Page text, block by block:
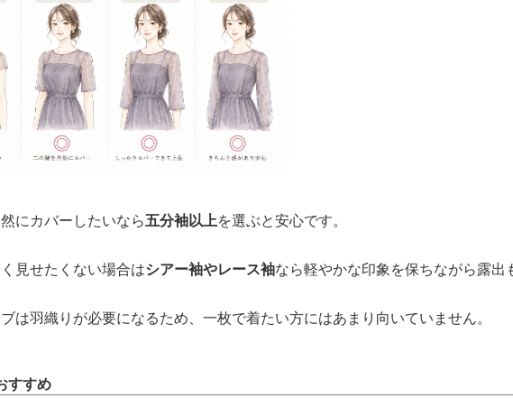
にカバーしたいなら五分袖以上を選ぶと安心です。
見せたくない場合はシアー袖やレース袖なら軽やかな印象を保ちながら露出
は羽織りが必要になるため、一枚で着たい方にはあまり向いていません。
すすめ